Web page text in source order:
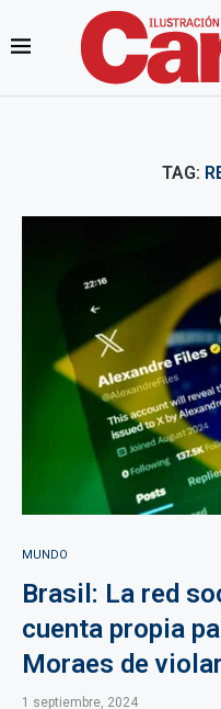
TAG:
MUNDO
Brasil: La red
cuenta propia
Moraes de
1 septiembre, 2024